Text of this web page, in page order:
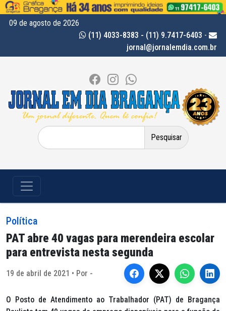
09 de agosto de 2026
(11) 4033-8383 - (11) 9.7417-6403 -
jornal@jornalemdia.com.br
Pesquisar
por:
Política
PAT abre 40 vagas para merendeira escolar
para entrevista nesta segunda
19 de abril de 2021 • Por -
O Posto de Atendimento ao Trabalhador (PAT) de Bragança